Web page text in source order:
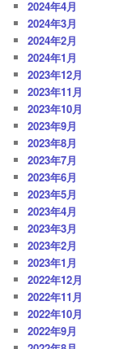
2024年4月
2024年3月
2024年2月
2024年1月
2023年12月
2023年11月
2023年10月
2023年9月
2023年8月
2023年7月
2023年6月
2023年5月
2023年4月
2023年3月
2023年2月
2023年1月
2022年12月
2022年11月
2022年10月
2022年9月